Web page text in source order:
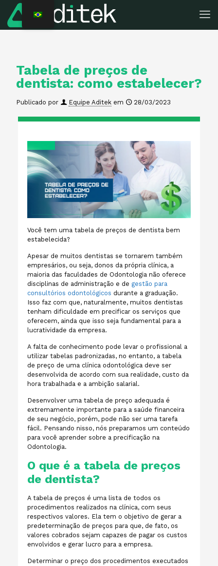
Tabela de preços de
dentista: como estabelecer?
Publicado por Equipe Aditek em 28/03/2023
Você tem uma tabela de preços de dentista bem
estabelecida?
Apesar de muitos dentistas se tornarem também
empresários, ou seja, donos da própria clínica, a
maioria das faculdades de Odontologia não oferece
disciplinas de administração e de gestão para
consultórios odontológicos durante a graduação.
Isso faz com que, naturalmente, muitos dentistas
tenham dificuldade em precificar os serviços que
oferecem, ainda que isso seja fundamental para a
lucratividade da empresa.
A falta de conhecimento pode levar o profissional a
utilizar tabelas padronizadas, no entanto, a tabela
de preço de uma clínica odontológica deve ser
desenvolvida de acordo com sua realidade, custo da
hora trabalhada e a ambição salarial.
Desenvolver uma tabela de preço adequada é
extremamente importante para a saúde financeira
de seu negócio, porém, pode não ser uma tarefa
fácil. Pensando nisso, nós preparamos um conteúdo
para você aprender sobre a precificação na
Odontologia.
O que é a tabela de preços
de dentista?
A tabela de preços é uma lista de todos os
procedimentos realizados na clínica, com seus
respectivos valores. Ela tem o objetivo de gerar a
predeterminação de preços para que, de fato, os
valores cobrados sejam capazes de pagar os custos
envolvidos e gerar lucro para a empresa.
Determinar o preço dos procedimentos executados